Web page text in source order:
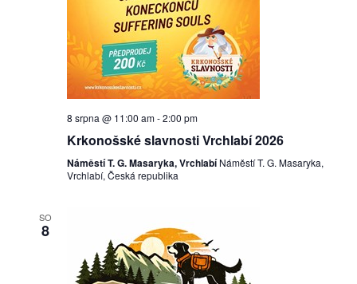
8 srpna @ 11:00 am-2:00 pm
Krkonošské slavnosti Vrchlabí 2026
Náměstí T. G. Masaryka, VrchlabíNáměstí T. G. Masaryka,
Vrchlabí, Česká republika
SO
8